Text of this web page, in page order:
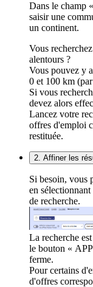
Dans le champ
saisir une
un continent.
Vous
alentours ?
Vous pouvez y
0 et 100 km
Si vous
devez alors
Lancez votre
offres d'emploi
restituée.
2. Affiner les
Si besoin, vous
en sélectionnant
de recherche.
La recherche
le bouton «
ferme.
Pour certains
d'offres